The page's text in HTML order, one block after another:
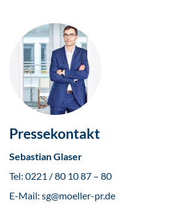
Pressekontakt
Sebastian Glaser
Tel: 0221 / 80 10 87 – 80
E-Mail: sg@moeller-pr.de